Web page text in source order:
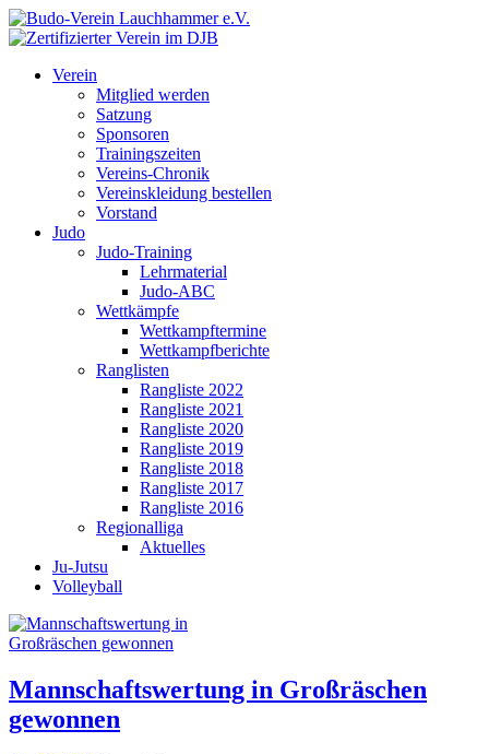
Verein
Mitglied werden
Satzung
Sponsoren
Trainingszeiten
Vereins-Chronik
Vereinskleidung bestellen
Vorstand
Judo
Judo-Training
Lehrmaterial
Judo-ABC
Wettkämpfe
Wettkampftermine
Wettkampfberichte
Ranglisten
Rangliste 2022
Rangliste 2021
Rangliste 2020
Rangliste 2019
Rangliste 2018
Rangliste 2017
Rangliste 2016
Regionalliga
Aktuelles
Ju-Jutsu
Volleyball
Mannschaftswertung in Großräschen
gewonnen